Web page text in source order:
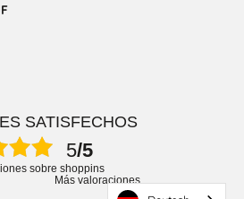
SATISFECHOS
5/5
sobre shoppins
Más valoraciones